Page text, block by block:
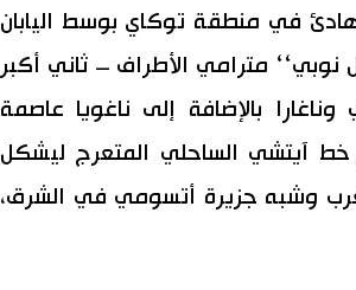
في منطقة توكاي بوسط اليابان
مترامي الأطراف – ثاني أكبر
بالإضافة إلى ناغويا عاصمة
خط آيتشي الساحلي المتعرج ليشكل
وشبه جزيرة أتسومي في الشرق،